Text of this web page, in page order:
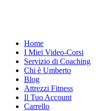
Home
I Miei Video-Corsi
Servizio di Coaching
Chi è Umberto
Blog
Attrezzi Fitness
Il Tuo Account
Carrello